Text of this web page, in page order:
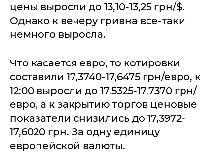
цены выросли до 13,10-13,25 грн/$.
Однако к вечеру гривна все-таки
немного выросла.
Что касается евро, то котировки
составили 17,3740-17,6475 грн/евро, к
12:00 выросли до 17,5325-17,7370 грн/
евро, а к закрытию торгов ценовые
показатели снизились до 17,3972-
17,6020 грн. За одну единицу
европейской валюты.